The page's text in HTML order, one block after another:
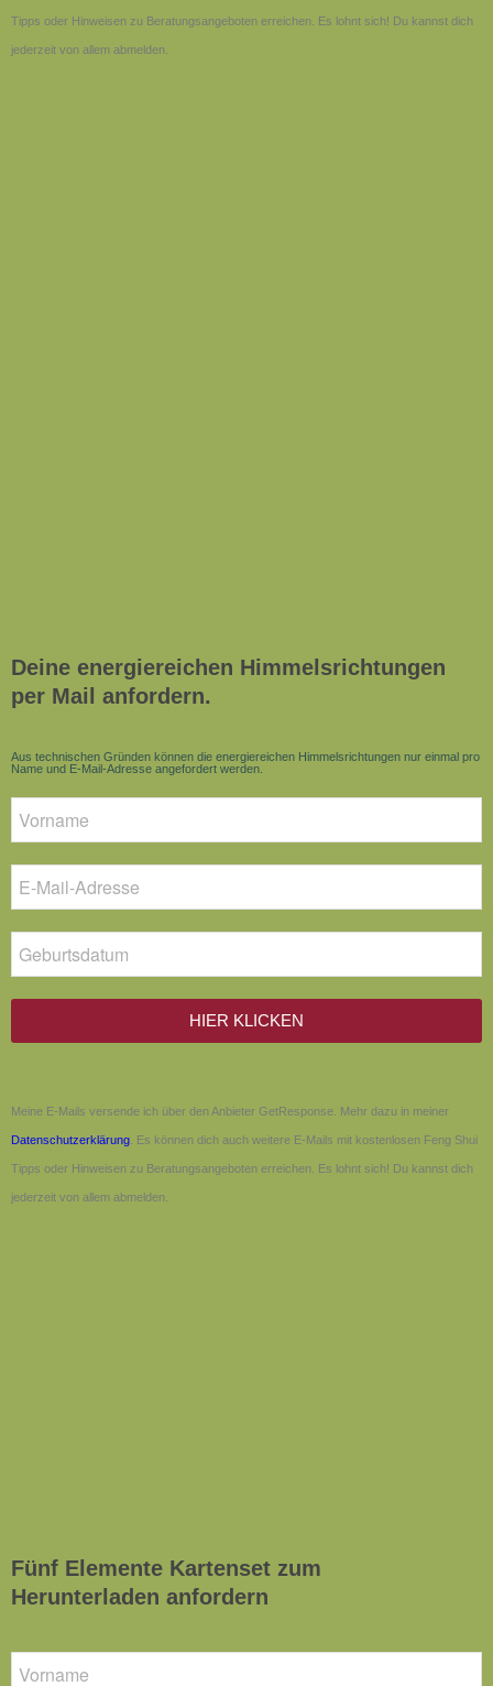
Tipps oder Hinweisen zu Beratungsangeboten erreichen. Es lohnt sich! Du kannst dich
jederzeit von allem abmelden.
Deine energiereichen Himmelsrichtungen
per Mail anfordern.
Aus technischen Gründen können die energiereichen Himmelsrichtungen nur einmal pro
Name und E-Mail-Adresse angefordert werden.
HIER KLICKEN
Meine E-Mails versende ich über den Anbieter GetResponse. Mehr dazu in meiner
Datenschutzerklärung . Es können dich auch weitere E-Mails mit kostenlosen Feng Shui
Tipps oder Hinweisen zu Beratungsangeboten erreichen. Es lohnt sich! Du kannst dich
jederzeit von allem abmelden.
Fünf Elemente Kartenset zum
Herunterladen anfordern